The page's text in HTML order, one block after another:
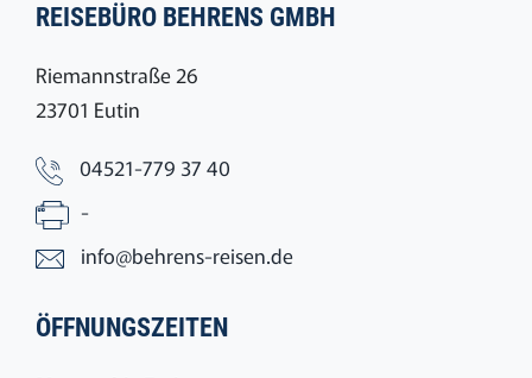
REISEBÜRO BEHRENS GMBH
Riemannstraße 26
23701 Eutin
04521-779 37 40
-
info@behrens-reisen.de
ÖFFNUNGSZEITEN